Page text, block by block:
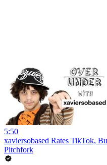
5:50
xaviersobased Rates TikTok,
Pitchfork